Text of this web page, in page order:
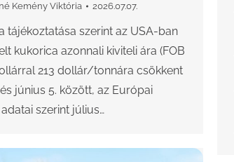
Kemény Viktória 2026.07.07.
tájékoztatása szerint az USA-ban
kukorica azonnali kiviteli ára (FOB
213 dollár/tonnára csökkent
június 5. között, az Európai
szerint július…